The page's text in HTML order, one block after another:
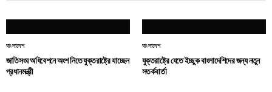
বাংলাদেশ
জাতিসংঘ অধিবেশনে অংশ নিতে যুক্তরাষ্ট্রে যাচ্ছেন
প্রধানমন্ত্রী
বাংলাদেশ
যুক্তরাষ্ট্রে যেতে ইচ্ছুক বাংলাদেশিদের জন্য নতুন
সতর্কবার্তা